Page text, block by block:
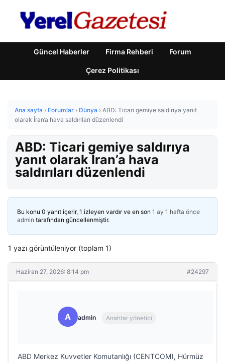
Güncel Haberler Firma Rehberi Forum
Çerez Politikası
Ana sayfa › Forumlar › Dünya › ABD: Ticari gemiye saldırıya yanıt
olarak İran’a hava saldırıları düzenlendi
ABD: Ticari gemiye saldırıya
yanıt olarak İran’a hava
saldırıları düzenlendi
Bu konu 0 yanıt içerir, 1 izleyen vardır ve en son 1 ay 1 hafta önce
admin tarafından güncellenmiştir.
1 yazı görüntüleniyor (toplam 1)
Haziran 27, 2026: 8:14 pm #24297
A admin Anahtar yönetici
ABD Merkez Kuvvetler Komutanlığı (CENTCOM), Hürmüz